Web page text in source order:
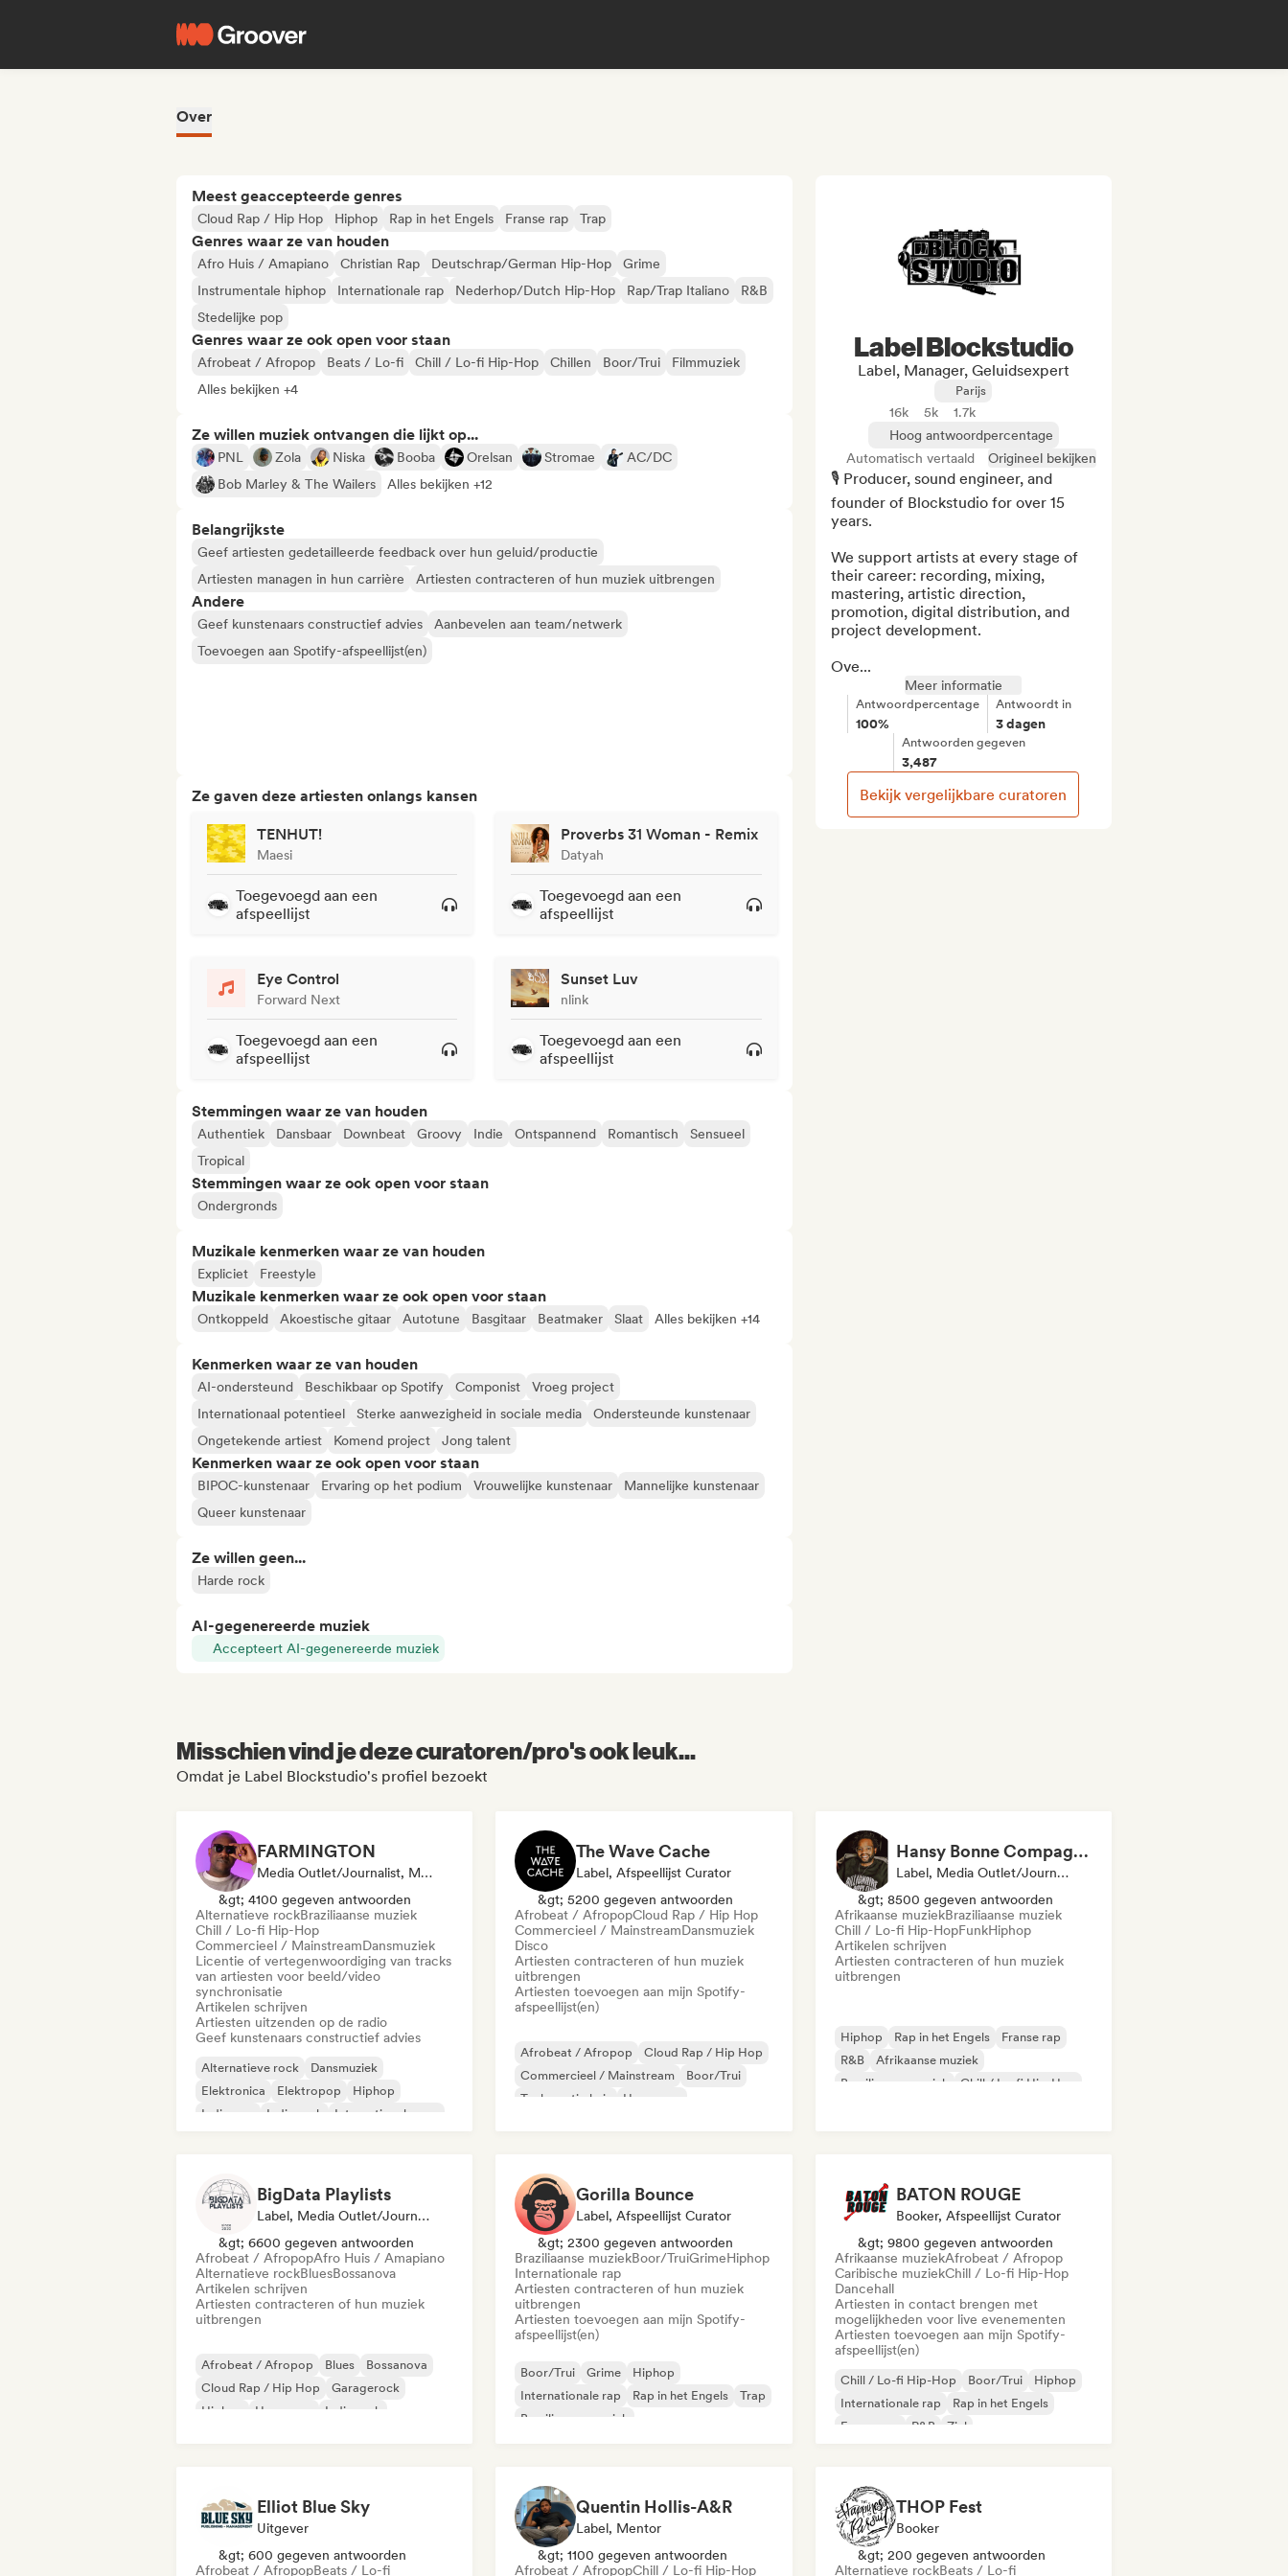
Over
Meest geaccepteerde genres
Cloud Rap / Hip Hop Hiphop Rap in het Engels Franse rap Trap
Genres waar ze van houden
Afro Huis / Amapiano Christian Rap Deutschrap/German Hip-Hop
Grime
Instrumentale hiphop
Internationale rap Nederhop/Dutch Hip-Hop Rap/Trap Italiano
R&B
Stedelijke pop
Genres waar ze ook open voor staan
Afrobeat / Afropop Beats / Lo-fi Chill / Lo-fi Hip-Hop Chillen Boor/Trui
Filmmuziek
Alles bekijken +4
Ze willen muziek ontvangen die lijkt op...
PNL Zola Niska Booba Orelsan Stromae
AC/DC
Bob Marley & The Wailers
Alles bekijken +12
Belangrijkste
Geef artiesten gedetailleerde feedback over hun geluid/productie
Artiesten managen in hun carrière
Artiesten contracteren of hun muziek uitbrengen
Andere
Geef kunstenaars constructief advies
Aanbevelen aan team/netwerk
Toevoegen aan Spotify-afspeellijst(en)
Ze gaven deze artiesten onlangs kansen
TENHUT!
Maesi
Toegevoegd aan een
afspeellijst
Proverbs 31 Woman - Remix
Datyah
Toegevoegd aan een
afspeellijst
Eye Control
Forward Next
Toegevoegd aan een
afspeellijst
Sunset Luv
nlink
Toegevoegd aan een
afspeellijst
Stemmingen waar ze van houden
Authentiek Dansbaar Downbeat Groovy Indie Ontspannend Romantisch
Sensueel
Tropical
Stemmingen waar ze ook open voor staan
Ondergronds
Muzikale kenmerken waar ze van houden
Expliciet Freestyle
Muzikale kenmerken waar ze ook open voor staan
Ontkoppeld Akoestische gitaar Autotune Basgitaar Beatmaker Slaat Alles bekijken +14
Kenmerken waar ze van houden
AI-ondersteund Beschikbaar op Spotify Componist
Vroeg project
Internationaal potentieel
Sterke aanwezigheid in sociale media
Ondersteunde kunstenaar
Ongetekende artiest
Komend project Jong talent
Kenmerken waar ze ook open voor staan
BIPOC-kunstenaar Ervaring op het podium Vrouwelijke kunstenaar
Mannelijke kunstenaar
Queer kunstenaar
Ze willen geen...
Harde rock
AI-gegenereerde muziek
Accepteert AI-gegenereerde muziek
Label Blockstudio
Label, Manager, Geluidsexpert
Parijs
16k 5k
1.7k
Hoog antwoordpercentage
Automatisch vertaald
Origineel bekijken
🎙️ Producer, sound engineer, and
founder of Blockstudio for over 15
years.
We support artists at every stage of
their career: recording, mixing,
mastering, artistic direction,
promotion, digital distribution, and
project development.
Ove...
Meer informatie
Antwoordpercentage
100%
Antwoordt in
3 dagen
Antwoorden gegeven
3,487
Bekijk vergelijkbare curatoren
Misschien vind je deze curatoren/pro's ook leuk...
Omdat je Label Blockstudio's profiel bezoekt
FARMINGTON
Media Outlet/Journalist, Mentor, Radiostation, Sync Supervisor
&gt; 4100 gegeven antwoorden
Alternatieve rockBraziliaanse muziek
Chill / Lo-fi Hip-Hop
Commercieel / MainstreamDansmuziek
Licentie of vertegenwoordiging van tracks
van artiesten voor beeld/video
synchronisatie
Artikelen schrijven
Artiesten uitzenden op de radio
Geef kunstenaars constructief advies
Alternatieve rock
Dansmuziek
Elektronica
Elektropop
Hiphop
Indie pop
Indie rock Internationale pop
The Wave Cache
Label, Afspeellijst Curator
&gt; 5200 gegeven antwoorden
Afrobeat / AfropopCloud Rap / Hip Hop
Commercieel / MainstreamDansmuziek
Disco
Artiesten contracteren of hun muziek
uitbrengen
Artiesten toevoegen aan mijn Spotify-
afspeellijst(en)
Afrobeat / Afropop
Cloud Rap / Hip Hop
Commercieel / Mainstream
Boor/Trui
Toekomstig huis
Hyperpop
Hansy Bonne Compagnie
Label, Media Outlet/Journalist
&gt; 8500 gegeven antwoorden
Afrikaanse muziekBraziliaanse muziek
Chill / Lo-fi Hip-HopFunkHiphop
Artikelen schrijven
Artiesten contracteren of hun muziek
uitbrengen
Hiphop Rap in het Engels
Franse rap
R&B
Afrikaanse muziek
Braziliaanse muziek
Chill / Lo-fi Hip-Hop
BigData Playlists
Label, Media Outlet/Journalist
&gt; 6600 gegeven antwoorden
Afrobeat / AfropopAfro Huis / Amapiano
Alternatieve rockBluesBossanova
Artikelen schrijven
Artiesten contracteren of hun muziek
uitbrengen
Afrobeat / Afropop Blues
Bossanova
Cloud Rap / Hip Hop
Garagerock
Hiphop
Hyperpop Indie rock
Gorilla Bounce
Label, Afspeellijst Curator
&gt; 2300 gegeven antwoorden
Braziliaanse muziekBoor/TruiGrimeHiphop
Internationale rap
Artiesten contracteren of hun muziek
uitbrengen
Artiesten toevoegen aan mijn Spotify-
afspeellijst(en)
Boor/Trui Grime
Hiphop
Internationale rap
Rap in het Engels
Trap
Braziliaanse muziek
BATON ROUGE
Booker, Afspeellijst Curator
&gt; 9800 gegeven antwoorden
Afrikaanse muziekAfrobeat / Afropop
Caribische muziekChill / Lo-fi Hip-Hop
Dancehall
Artiesten in contact brengen met
mogelijkheden voor live evenementen
Artiesten toevoegen aan mijn Spotify-
afspeellijst(en)
Chill / Lo-fi Hip-Hop Boor/Trui
Hiphop
Internationale rap
Rap in het Engels
Franse rap
R&B Ziel
Elliot Blue Sky
Uitgever
&gt; 600 gegeven antwoorden
Afrobeat / AfropopBeats / Lo-fi
Quentin Hollis-A&R
Label, Mentor
&gt; 1100 gegeven antwoorden
Afrobeat / AfropopChill / Lo-fi Hip-Hop
THOP Fest
Booker
&gt; 200 gegeven antwoorden
Alternatieve rockBeats / Lo-fi